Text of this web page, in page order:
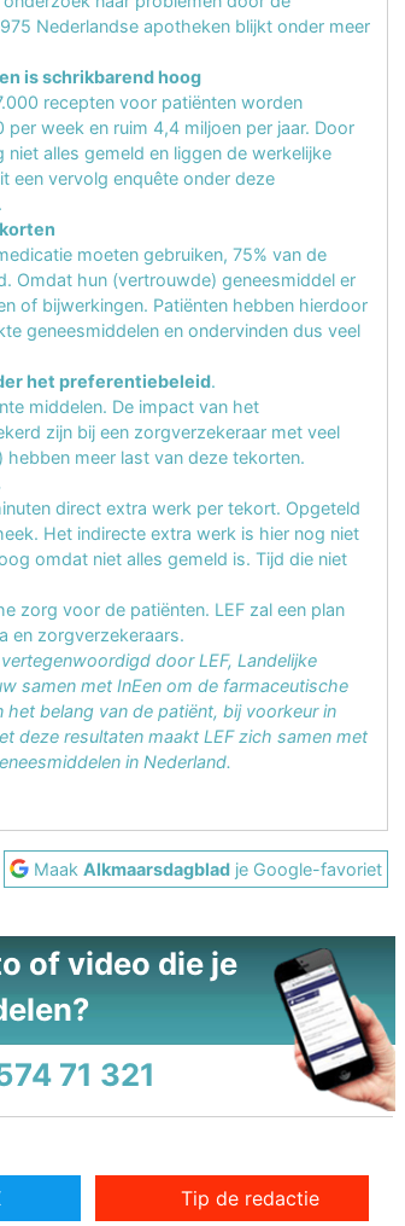
Nederlandse apotheken blijkt onder meer
is schrikbarend hoog
recepten voor patiënten worden
week en ruim 4,4 miljoen per jaar. Door
alles gemeld en liggen de werkelijke
een vervolg enquête onder deze
moeten gebruiken, 75% van de
Omdat hun (vertrouwde) geneesmiddel er
of bijwerkingen. Patiënten hebben hierdoor
geneesmiddelen en ondervinden dus veel
het preferentiebeleid.
middelen. De impact van het
zijn bij een zorgverzekeraar met veel
hebben meer last van deze tekorten.
direct extra werk per tekort. Opgeteld
Het indirecte extra werk is hier nog niet
omdat niet alles gemeld is. Tijd die niet
zorg voor de patiënten. LEF zal een plan
en zorgverzekeraars.
door LEF, Landelijke
samen met InEen om de farmaceutische
belang van de patiënt, bij voorkeur in
deze resultaten maakt LEF zich samen met
in Nederland.
MaakAlkmaarsdagblad je Google-favoriet
of video die je
71 321
Tip de redactie